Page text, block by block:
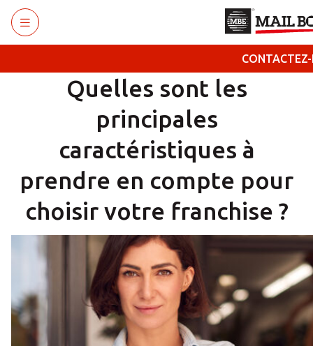
Retourner au menu principal
Quelles sont les
principales
caractéristiques à
prendre en compte pour
choisir votre franchise ?